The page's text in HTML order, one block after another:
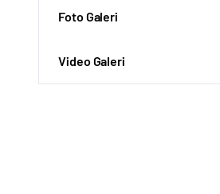
Foto Galeri
Video Galeri